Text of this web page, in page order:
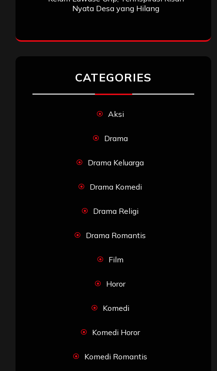
Nyata Desa yang Hilang
CATEGORIES
Aksi
Drama
Drama Keluarga
Drama Komedi
Drama Religi
Drama Romantis
Film
Horor
Komedi
Komedi Horor
Komedi Romantis